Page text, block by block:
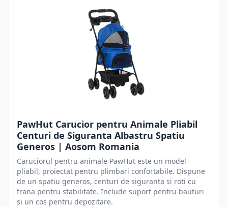
PawHut Carucior pentru Animale Pliabil
Centuri de Siguranta Albastru Spatiu
Generos | Aosom Romania
Caruciorul pentru animale PawHut este un model
pliabil, proiectat pentru plimbari confortabile. Dispune
de un spatiu generos, centuri de siguranta si roti cu
frana pentru stabilitate. Include suport pentru bauturi
si un cos pentru depozitare.